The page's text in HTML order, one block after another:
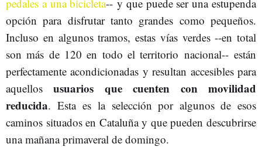
pedales a una bicicleta-- y que puede ser una estupenda
opción para disfrutar tanto grandes como pequeños.
Incluso en algunos tramos, estas vías verdes --en total
son más de 120 en todo el territorio nacional-- están
perfectamente acondicionadas y resultan accesibles para
aquellosusuarios que cuenten con movilidad
reducida. Esta es la selección por algunos de esos
caminos situados en Cataluña y que pueden descubrirse
una mañana primaveral de domingo.